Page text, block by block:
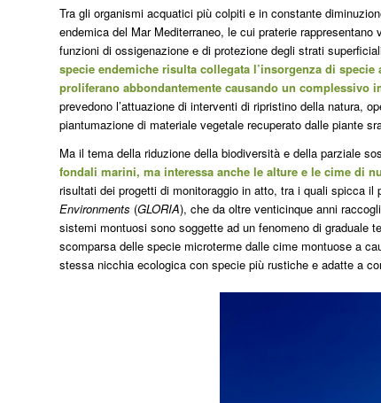
Tra gli organismi acquatici più colpiti e in constante
endemica del Mar Mediterraneo, le cui praterie
funzioni di ossigenazione e di protezione degli strati
specie endemiche risulta collegata l’insorgenza di
proliferano abbondantemente causando un complessivo
prevedono l’attuazione di interventi di ripristino della natura,
piantumazione di materiale vegetale recuperato dalle piante
Ma il tema della riduzione della biodiversità e della parziale
fondali marini, ma interessa anche le alture e le cime di
risultati dei progetti di monitoraggio in atto, tra i quali spicca il
Environments (GLORIA), che da oltre venticinque anni
sistemi montuosi sono soggette ad un fenomeno di graduale
scomparsa delle specie microterme dalle cime montuose a
stessa nicchia ecologica con specie più rustiche e adatte a